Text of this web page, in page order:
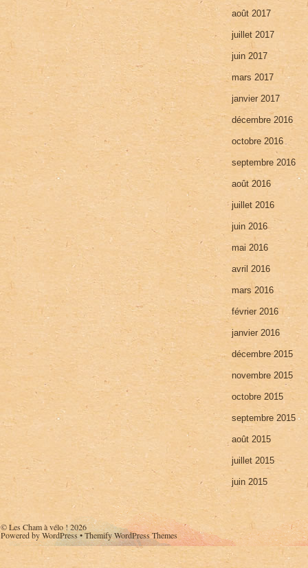
août 2017
juillet 2017
juin 2017
mars 2017
janvier 2017
décembre 2016
octobre 2016
septembre 2016
août 2016
juillet 2016
juin 2016
mai 2016
avril 2016
mars 2016
février 2016
janvier 2016
décembre 2015
novembre 2015
octobre 2015
septembre 2015
août 2015
juillet 2015
juin 2015
©Les Cham à vélo !2026
Powered byWordPress•Themify WordPress Themes